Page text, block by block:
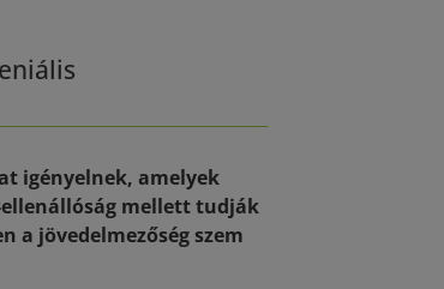
igényelnek, amelyek
ellenállóság mellett tudják
a jövedelmezőség szem